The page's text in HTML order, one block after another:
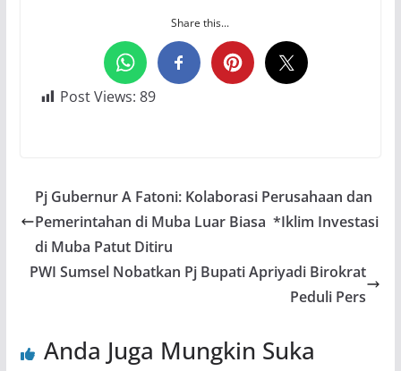
Share this...
Post Views: 89
Pj Gubernur A Fatoni: Kolaborasi Perusahaan dan
Pemerintahan di Muba Luar Biasa *Iklim Investasi
di Muba Patut Ditiru
PWI Sumsel Nobatkan Pj Bupati Apriyadi Birokrat
Peduli Pers
Anda Juga Mungkin Suka